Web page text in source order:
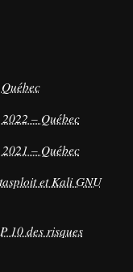
– Québec
– Québec
et Kali GNU
10 des risques